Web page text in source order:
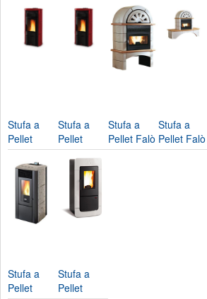
Stufa a
Pellet
Emma-
Nordica
Extraflame
Stufa a
Pellet
Emma
Plus-
Nordica...
Stufa a
Pellet Falò
1xlp-
Stufa a
Pellet Falò
1cp-2cp-
Stufa a
Pellet
Stufa a
Pellet